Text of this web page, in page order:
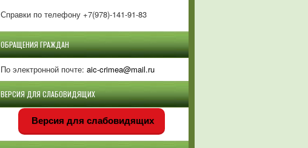
Справки по телефону +7(978)-141-91-83
ОБРАЩЕНИЯ ГРАЖДАН
По электронной почте: aic-crimea@mail.ru
ВЕРСИЯ ДЛЯ СЛАБОВИДЯЩИХ
Версия для слабовидящих